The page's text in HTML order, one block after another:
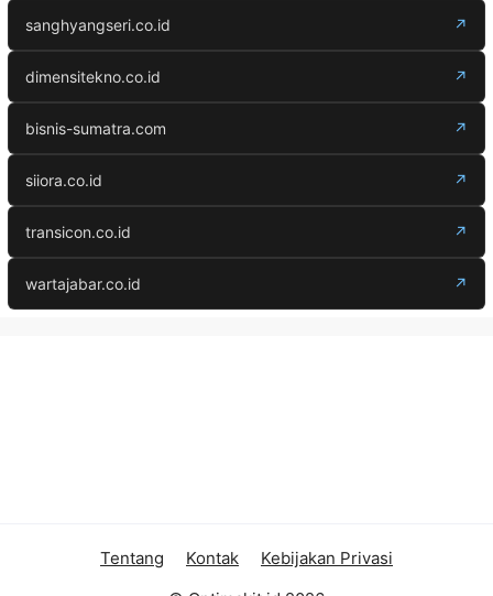
sanghyangseri.co.id ↗
dimensitekno.co.id ↗
bisnis-sumatra.com ↗
siiora.co.id ↗
transicon.co.id ↗
wartajabar.co.id ↗
Tentang Kontak
Kebijakan Privasi